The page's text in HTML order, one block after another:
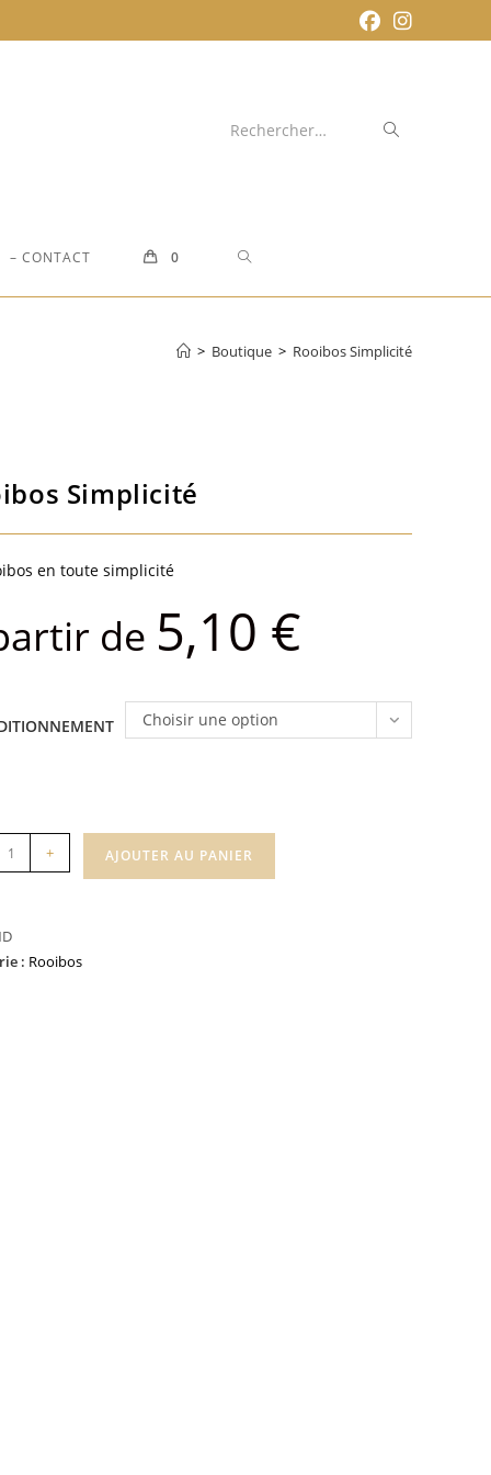
Rechercher…
– CONTACT 0 TOGGLE
> Boutique > Rooibos Simplicité
Simplicité
en toute simplicité
de 5,10 €
Choisir une option
+ AJOUTER AU PANIER
: Rooibos